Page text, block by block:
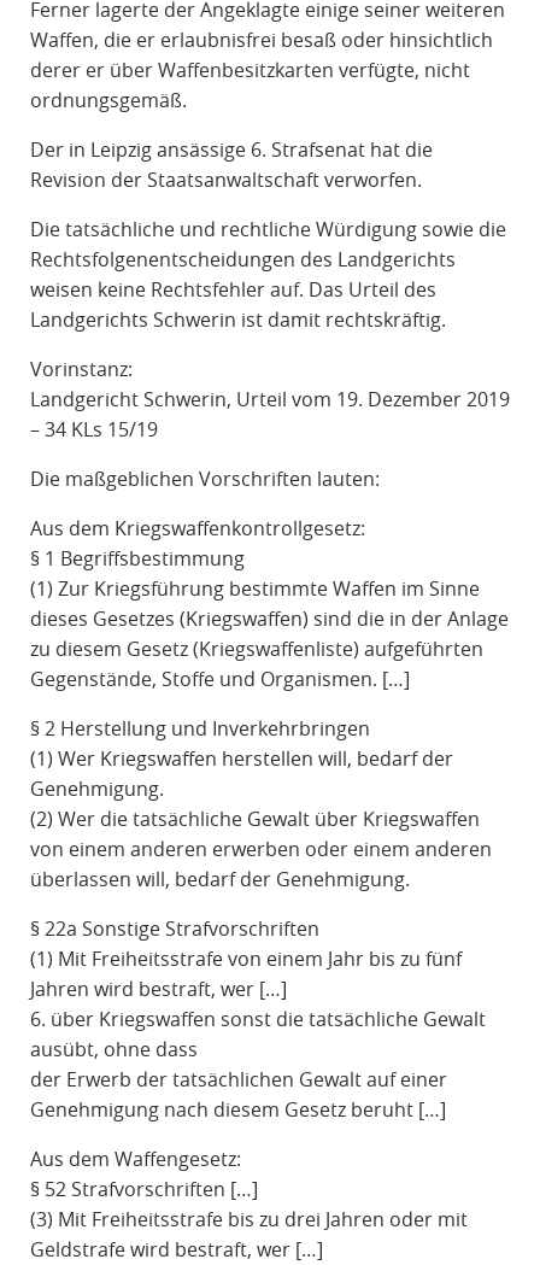
Ferner lagerte der Angeklagte einige seiner weiteren
Waffen, die er erlaubnisfrei besaß oder hinsichtlich
derer er über Waffenbesitzkarten verfügte, nicht
ordnungsgemäß.
Der in Leipzig ansässige 6. Strafsenat hat die
Revision der Staatsanwaltschaft verworfen.
Die tatsächliche und rechtliche Würdigung sowie die
Rechtsfolgenentscheidungen des Landgerichts
weisen keine Rechtsfehler auf. Das Urteil des
Landgerichts Schwerin ist damit rechtskräftig.
Vorinstanz:
Landgericht Schwerin, Urteil vom 19. Dezember 2019
– 34 KLs 15/19
Die maßgeblichen Vorschriften lauten:
Aus dem Kriegswaffenkontrollgesetz:
§ 1 Begriffsbestimmung
(1) Zur Kriegsführung bestimmte Waffen im Sinne
dieses Gesetzes (Kriegswaffen) sind die in der Anlage
zu diesem Gesetz (Kriegswaffenliste) aufgeführten
Gegenstände, Stoffe und Organismen. […]
§ 2 Herstellung und Inverkehrbringen
(1) Wer Kriegswaffen herstellen will, bedarf der
Genehmigung.
(2) Wer die tatsächliche Gewalt über Kriegswaffen
von einem anderen erwerben oder einem anderen
überlassen will, bedarf der Genehmigung.
§ 22a Sonstige Strafvorschriften
(1) Mit Freiheitsstrafe von einem Jahr bis zu fünf
Jahren wird bestraft, wer […]
6. über Kriegswaffen sonst die tatsächliche Gewalt
ausübt, ohne dass
der Erwerb der tatsächlichen Gewalt auf einer
Genehmigung nach diesem Gesetz beruht […]
Aus dem Waffengesetz:
§ 52 Strafvorschriften […]
(3) Mit Freiheitsstrafe bis zu drei Jahren oder mit
Geldstrafe wird bestraft, wer […]